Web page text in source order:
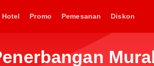
Hotel Promo Pemesanan Diskon